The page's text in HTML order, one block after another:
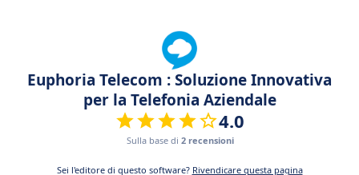
Euphoria Telecom : Soluzione Innovativa
per la Telefonia Aziendale
4.0
Sulla base di 2 recensioni
Sei l'editore di questo software? Rivendicare questa pagina